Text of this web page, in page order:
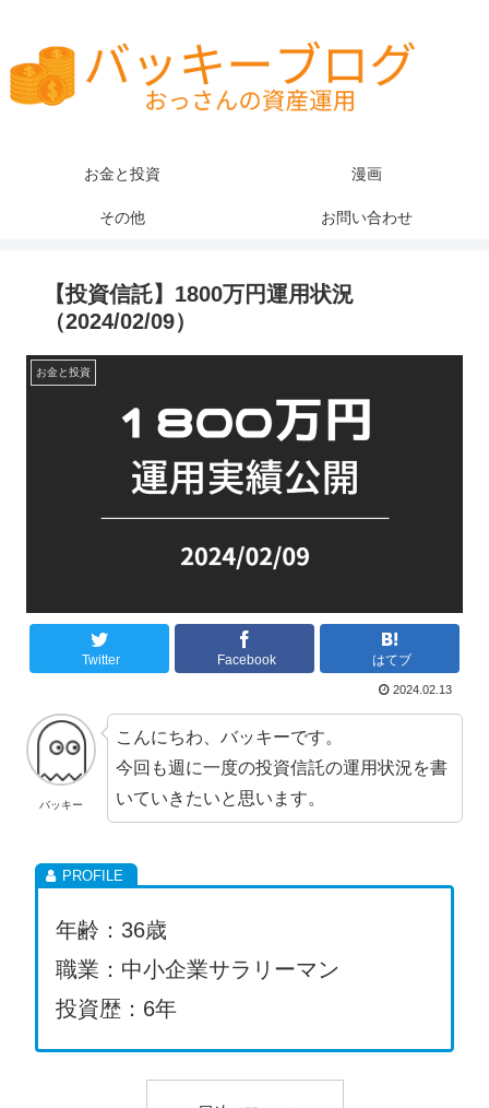
お金と投資 漫画
その他 お問い合わせ
【投資信託】1800万円運用状況
（2024/02/09）
お金と投資
Twitter Facebook はてブ
2024.02.13
バッキー
こんにちわ、バッキーです。
今回も週に一度の投資信託の運用状況を書
いていきたいと思います。
年齢：36歳
職業：中小企業サラリーマン
投資歴：6年